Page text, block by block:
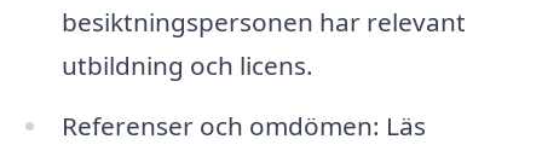
besiktningspersonen har relevant
utbildning och licens.
Referenser och omdömen: Läs